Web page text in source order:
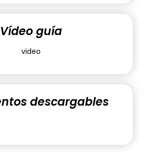
Vídeo guía
video
descargables